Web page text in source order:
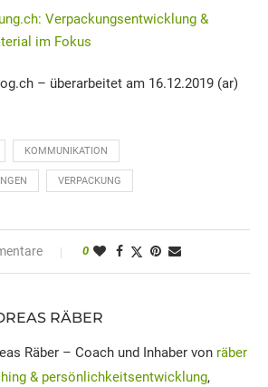
Verpackungsentwicklung &
im Fokus
– überarbeitet am 16.12.2019 (ar)
KOMMUNIKATION
VERPACKUNG
0
RÄBER
Räber – Coach und Inhaber von räber
& persönlichkeitsentwicklung,